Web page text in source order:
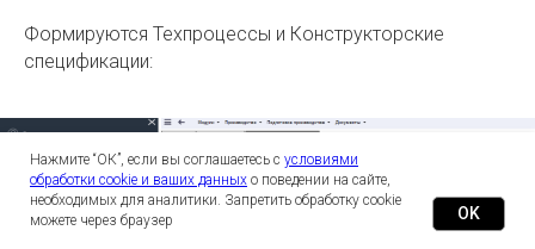
Формируются Техпроцессы и Конструкторские
спецификации:
Нажмите “ОК”, если вы соглашаетесь с условиями
обработки cookie и ваших данных о поведении на сайте,
необходимых для аналитики. Запретить обработку cookie
можете через браузер
OK